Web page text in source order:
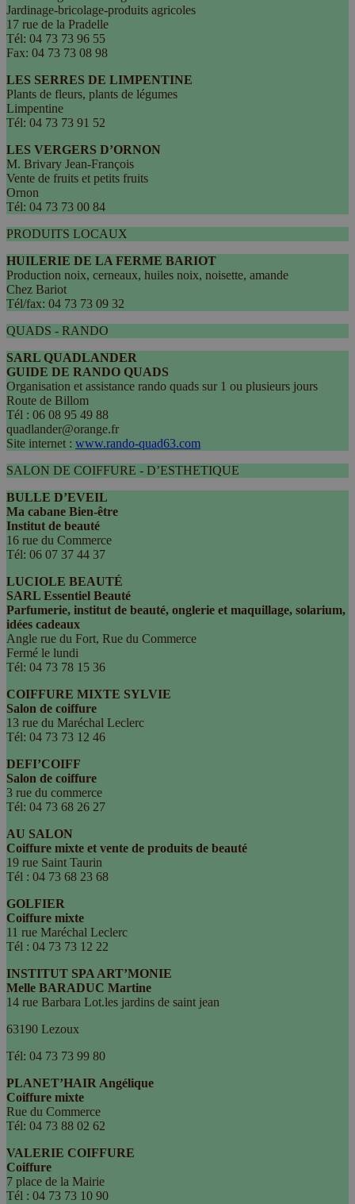
Jardinage-bricolage-produits agricoles
17 rue de la Pradelle
Tél: 04 73 73 96 55
Fax: 04 73 73 08 98
LES SERRES DE LIMPENTINE
Plants de fleurs, plants de légumes
Limpentine
Tél: 04 73 73 91 52
LES VERGERS D’ORNON
M. Brivary Jean-François
Vente de fruits et petits fruits
Ornon
Tél: 04 73 73 00 84
PRODUITS LOCAUX
HUILERIE DE LA FERME BARIOT
Production noix, cerneaux, huiles noix, noisette, amande
Chez Bariot
Tél/fax: 04 73 73 09 32
QUADS - RANDO
SARL QUADLANDER
GUIDE DE RANDO QUADS
Organisation et assistance rando quads sur 1 ou plusieurs jours
Route de Billom
Tél : 06 08 95 49 88
quadlander@orange.fr
Site internet : www.rando-quad63.com
SALON DE COIFFURE - D’ESTHETIQUE
BULLE D’EVEIL
Ma cabane Bien-être
Institut de beauté
16 rue du Commerce
Tél: 06 07 37 44 37
LUCIOLE BEAUTÉ
SARL Essentiel Beauté
Parfumerie, institut de beauté, onglerie et maquillage, solarium,
idées cadeaux
Angle rue du Fort, Rue du Commerce
Fermé le lundi
Tél: 04 73 78 15 36
COIFFURE MIXTE SYLVIE
Salon de coiffure
13 rue du Maréchal Leclerc
Tél: 04 73 73 12 46
DEFI’COIFF
Salon de coiffure
3 rue du commerce
Tél: 04 73 68 26 27
AU SALON
Coiffure mixte et vente de produits de beauté
19 rue Saint Taurin
Tél : 04 73 68 23 68
GOLFIER
Coiffure mixte
11 rue Maréchal Leclerc
Tél : 04 73 73 12 22
INSTITUT SPA ART’MONIE
Melle BARADUC Martine
14 rue Barbara Lot.les jardins de saint jean
63190 Lezoux
Tél: 04 73 73 99 80
PLANET’HAIR Angélique
Coiffure mixte
Rue du Commerce
Tél: 04 73 88 02 62
VALERIE COIFFURE
Coiffure
7 place de la Mairie
Tél : 04 73 73 10 90